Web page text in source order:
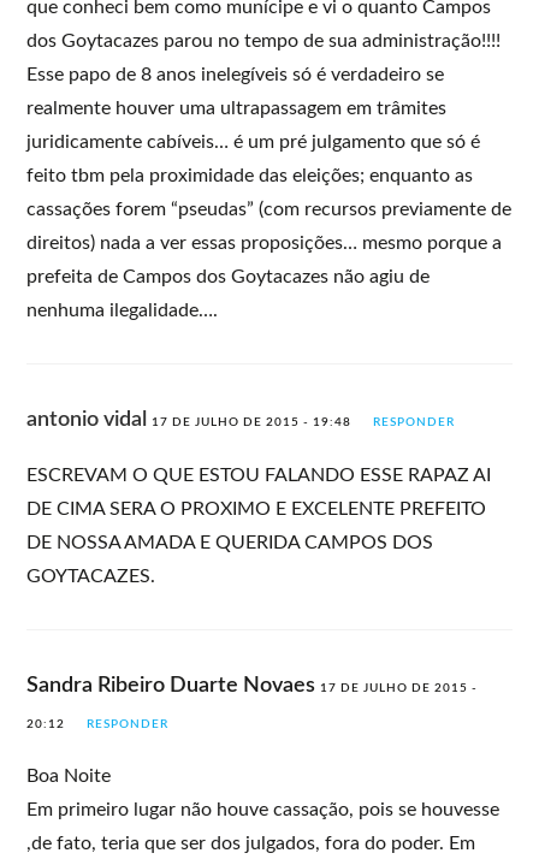
que conheci bem como munícipe e vi o quanto Campos
dos Goytacazes parou no tempo de sua administração!!!!
Esse papo de 8 anos inelegíveis só é verdadeiro se
realmente houver uma ultrapassagem em trâmites
juridicamente cabíveis… é um pré julgamento que só é
feito tbm pela proximidade das eleições; enquanto as
cassações forem “pseudas” (com recursos previamente de
direitos) nada a ver essas proposições… mesmo porque a
prefeita de Campos dos Goytacazes não agiu de
nenhuma ilegalidade….
antonio vidal 17 DE JULHO DE 2015 - 19:48 RESPONDER
ESCREVAM O QUE ESTOU FALANDO ESSE RAPAZ AI
DE CIMA SERA O PROXIMO E EXCELENTE PREFEITO
DE NOSSA AMADA E QUERIDA CAMPOS DOS
GOYTACAZES.
Sandra Ribeiro Duarte Novaes 17 DE JULHO DE 2015 -
20:12 RESPONDER
Boa Noite
Em primeiro lugar não houve cassação, pois se houvesse
,de fato, teria que ser dos julgados, fora do poder. Em